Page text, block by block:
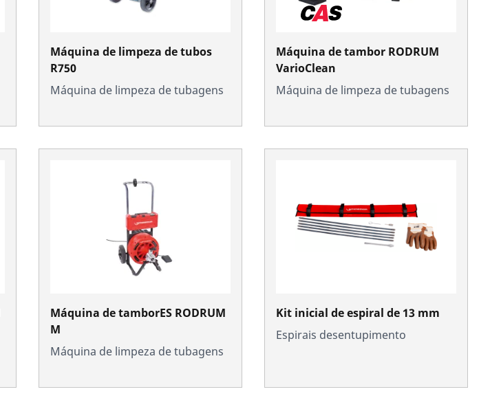
Máquina de limpeza de tubos
R750
Máquina de limpeza de tubagens
Máquina de tambor RODRUM
VarioClean
Máquina de limpeza de tubagens
Máquina de tamborES RODRUM
M
Máquina de limpeza de tubagens
Kit inicial de espiral de 13 mm
Espirais desentupimento